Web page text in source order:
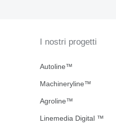
I nostri progetti
Autoline™
Machineryline™
Agroline™
Linemedia Digital ™